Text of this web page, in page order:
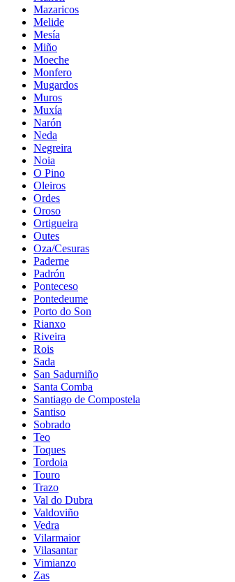
Mazaricos
Melide
Mesía
Miño
Moeche
Monfero
Mugardos
Muros
Muxía
Narón
Neda
Negreira
Noia
O Pino
Oleiros
Ordes
Oroso
Ortigueira
Outes
Oza/Cesuras
Paderne
Padrón
Ponteceso
Pontedeume
Porto do Son
Rianxo
Riveira
Rois
Sada
San Sadurniño
Santa Comba
Santiago de Compostela
Santiso
Sobrado
Teo
Toques
Tordoia
Touro
Trazo
Val do Dubra
Valdoviño
Vedra
Vilarmaior
Vilasantar
Vimianzo
Zas